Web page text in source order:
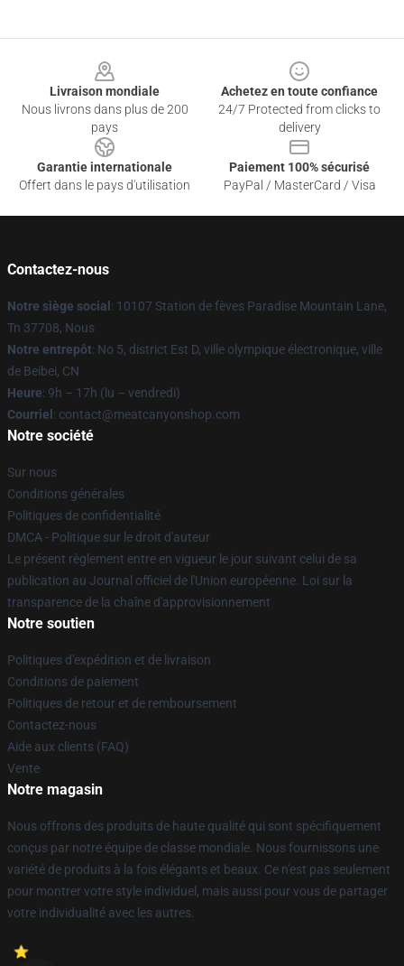
Livraison mondiale
Nous livrons dans plus de 200
pays
Achetez en toute confiance
24/7 Protected from clicks to
delivery
Garantie internationale
Offert dans le pays d'utilisation
Paiement 100% sécurisé
PayPal / MasterCard / Visa
Contactez-nous
Notre siège social : 10107 Station de fèves Paradise Mountain Lane,
Tn 37708, Nous
Notre entrepôt: No 5, district Est D, ville olympique électronique, ville
de Beibei, CN
Heure: 9h – 17h (lu – vendredi)
Courriel : contact@meatcanyonshop.com
Notre société
Sur nous
Conditions générales
Politiques de confidentialité
DMCA - Politique sur le droit d'auteur
Le présent règlement entre en vigueur le jour suivant celui de sa
publication au Journal officiel de l'Union européenne. Loi sur la
transparence de la chaîne d'approvisionnement
Notre soutien
Politiques d'expédition et de livraison
Conditions de paiement
Politiques de retour et de remboursement
Contactez-nous
Aide aux clients (FAQ)
Vente
Notre magasin
Nous offrons des produits de haute qualité qui sont spécifiquement
conçus par notre équipe de classe mondiale. Nous fournissons une
variété de produits à la fois élégants et beaux. Ce n'est pas seulement
pour montrer votre style individuel, mais aussi pour vous de partager
votre individualité avec les autres.